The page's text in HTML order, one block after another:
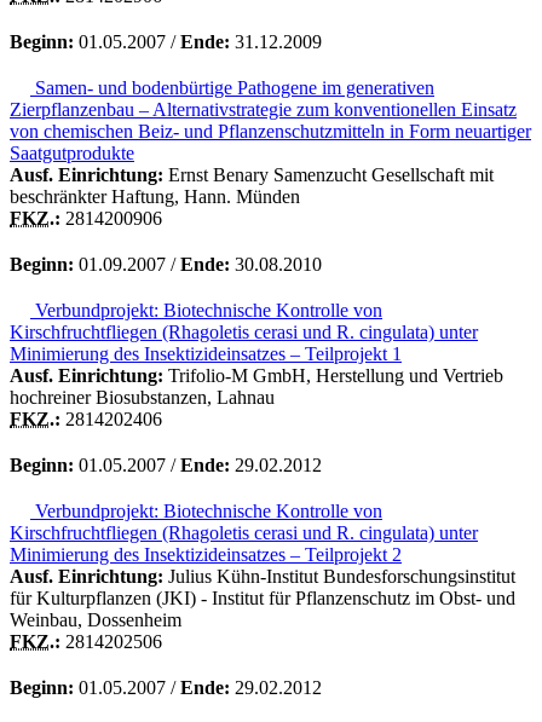
Beginn: 01.05.2007 /Ende: 31.12.2009
Samen- und bodenbürtige Pathogene im generativen
Zierpflanzenbau – Alternativstrategie zum konventionellen Einsatz
von chemischen Beiz- und Pflanzenschutzmitteln in Form neuartiger
Saatgutprodukte
Ausf. Einrichtung: Ernst Benary Samenzucht Gesellschaft mit
beschränkter Haftung, Hann. Münden
FKZ.: 2814200906
Beginn: 01.09.2007 /Ende: 30.08.2010
Verbundprojekt: Biotechnische Kontrolle von
Kirschfruchtfliegen (Rhagoletis cerasi und R. cingulata) unter
Minimierung des Insektizideinsatzes – Teilprojekt 1
Ausf. Einrichtung: Trifolio-M GmbH, Herstellung und Vertrieb
hochreiner Biosubstanzen, Lahnau
FKZ.: 2814202406
Beginn: 01.05.2007 /Ende: 29.02.2012
Verbundprojekt: Biotechnische Kontrolle von
Kirschfruchtfliegen (Rhagoletis cerasi und R. cingulata) unter
Minimierung des Insektizideinsatzes – Teilprojekt 2
Ausf. Einrichtung: Julius Kühn-Institut Bundesforschungsinstitut
für Kulturpflanzen (JKI) - Institut für Pflanzenschutz im Obst- und
Weinbau, Dossenheim
FKZ.: 2814202506
Beginn: 01.05.2007 /Ende: 29.02.2012